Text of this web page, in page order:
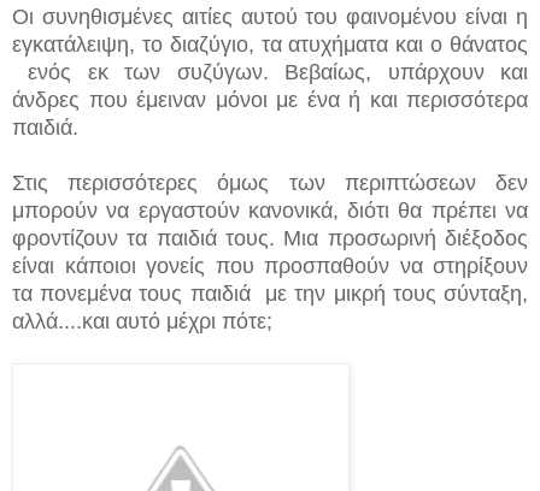
Οι συνηθισμένες αιτίες αυτού του φαινομένου είναι η
εγκατάλειψη, το διαζύγιο, τα ατυχήματα και ο θάνατος
ενός εκ των συζύγων. Βεβαίως, υπάρχουν και
άνδρες που έμειναν μόνοι με ένα ή και περισσότερα
παιδιά.
Στις περισσότερες όμως των περιπτώσεων δεν
μπορούν να εργαστούν κανονικά, διότι θα πρέπει να
φροντίζουν τα παιδιά τους. Μια προσωρινή διέξοδος
είναι κάποιοι γονείς που προσπαθούν να στηρίξουν
τα πονεμένα τους παιδιά με την μικρή τους σύνταξη,
αλλά....και αυτό μέχρι πότε;